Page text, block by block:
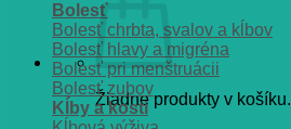
Žiadne produkty v košíku.
Bolesť
Bolesť chrbta, svalov a kĺbov
Bolesť hlavy a migréna
Bolesť pri menštruácii
Bolesť zubov
Kĺby a kosti